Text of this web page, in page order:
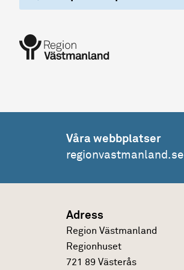
Våra webbplatser
regionvastmanland.se
Adress
Region Västmanland
Regionhuset
721 89 Västerås